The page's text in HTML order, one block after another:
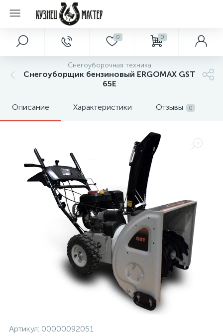
0 0
Снегоуборочная техника
Снегоуборщик бензиновый ERGOMAX GST
65E
Описание Характеристики Отзывы 0
Артикул: 00000092051